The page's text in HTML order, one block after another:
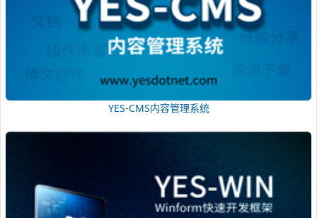
YES-CMS内容管理系统